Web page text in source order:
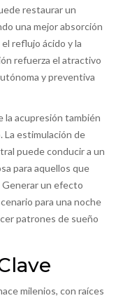
restaurar un
una mejor absorción
reflujo ácido y la
refuerza el atractivo
y preventiva
la acupresión también
La estimulación de
puede conducir a un
para aquellos que
un efecto
para una noche
patrones de sueño
milenios, con raíces